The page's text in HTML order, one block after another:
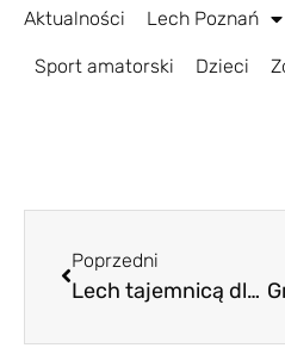
Aktualności Lech Poznań
Sport amatorski Dzieci
Poprzedni
Lech tajemnicą dla samego siebie